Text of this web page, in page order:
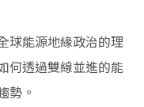
球能源地緣政治的理
何透過雙線並進的能
勢。